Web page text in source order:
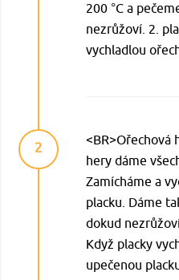
200 °C a
nezrůžoví. 2.
vychladlou
2
<BR>Ořechová
hery dáme
Zamícháme a
placku. Dáme
dokud
Když placky
upečenou